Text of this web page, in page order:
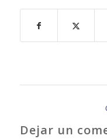
Dejar un